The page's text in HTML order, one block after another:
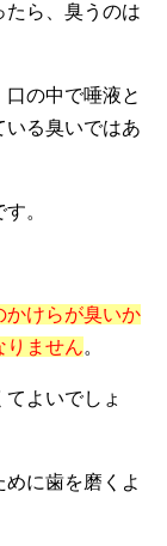
たら、臭うのは
の中で唾液と
いる臭いではあ
。
かけらが臭いか
りません。
よいでしょ
に歯を磨くよ